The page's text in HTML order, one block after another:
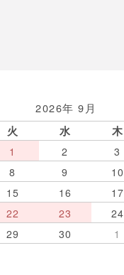
2026年 9月
火 水 木
1 2 3
8 9 10
15 16 17
22 23 24
29 30 1